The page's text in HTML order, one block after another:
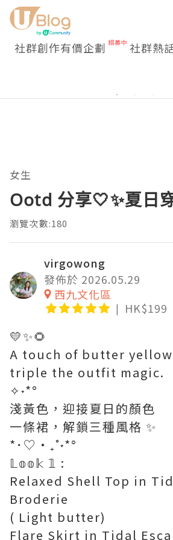
社群創作有價企劃 社群熱
女生
Ootd 分享🤍✨夏日
瀏覽次數:180
virgowong
發佈於 2026.05.29
西九文化區
HK$199
💛✨🌻
A touch of butter
triple the outfit magic.
✧˖*°
淺黃色，迎接夏日的顏色
一條裙，解鎖三種風格 ✨
*･♡‧₊˚˖*°
𝕃𝕠𝕠𝕜 𝟙 :
Relaxed Shell Top in
Broderie
( Light butter)
Flare Skirt in Tidal